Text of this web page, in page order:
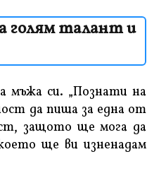
голям талант и
мъжа си. „Познати на
да пиша за една от
защото ще мога да
ще ви изненадам